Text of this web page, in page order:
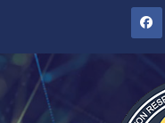
содержимому